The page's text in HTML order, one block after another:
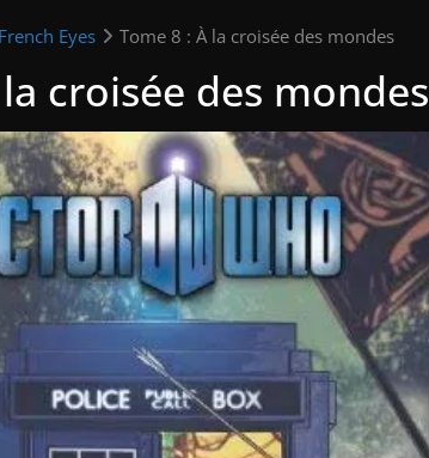
French Eyes Tome 8 : À la croisée des mondes
croisée des mondes